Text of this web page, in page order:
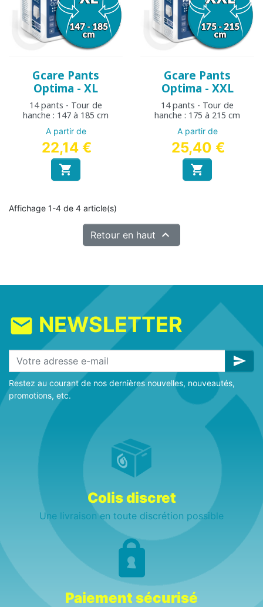
Gcare Pants
Optima - XL
14 pants - Tour de
hanche : 147 à 185 cm
A partir de
22,14 €

Gcare Pants
Optima - XXL
14 pants - Tour de
hanche : 175 à 215 cm
A partir de
25,40 €

Affichage 1-4 de 4 article(s)
Retour en haut 
mail NEWSLETTER
send
Restez au courant de nos dernières nouvelles, nouveautés,
promotions, etc.
Colis discret
Une livraison en toute discrétion possible
Paiement sécurisé